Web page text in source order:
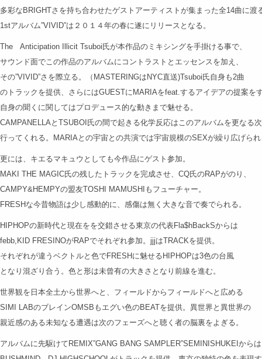
多彩なBRIGHTさを持ち合わせたゲストアーティストが集まった全14曲に渡
1stアルバム”VIVID”は２０１４年の春に遂にリリースとなる。
The Anticipation Illicit Tsuboi氏が本作品のミキシングを手掛ける事で、
サウンド面でこの作品のアルバムにコントラストとエッセンスを加え、
その”VIVID”さを際立る。（MASTERINGはNYC直送)Tsuboi氏自身も2曲
のトラックを提供、さらにはGUESTにMARIAをfeat.するアイデアの提案を
自身の聞くに関してはプロデュース的な動きまで魅せる。
CAMPANELLAとTSUBOI氏の間で起きる化学反応はこのアルバムを更なる
行ってくれる。MARIAとの宇宙との共演では宇宙規模のSEXが繰り広げら
更には、キエるマキュウとしても今作品にゲスト参加。
MAKI THE MAGIC氏の残したトラックを完成させ、CQ氏のRAPがのり、
CAMPY&HEMPYの盟友TOSHI MAMUSHIもフューチャー。
FRESHな今昔物語は少し感動的に、感傷は無く大きな音で奏でられる。
HIPHOPの新時代と現在をを交錯させる東京の代表Fla$hBackSからは
febb,KID FRESINOがRAPでそれぞれ参加。jjjはTRACKを提供。
それぞれが違うベクトルと色でFRESHに魅せるHIPHOPは3色の台風
となり混ざり合う。色と形は未曾有の大きさとなり前線を進む。
世界観を日本全土から世界へと、フィールドからフィールドへと広める
SIMI LABのブレインOMSBもエグい色のBEATを提供。異世界と異世界の
親近感のある未知なる遭遇は次のフェーズへと聴く者の脳裏をよぎる。
アルバムに先駆けてREMIX”GANG BANG SAMPLER”SEMINISHUKEIからは